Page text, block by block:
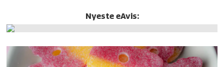
Nyeste eAvis: